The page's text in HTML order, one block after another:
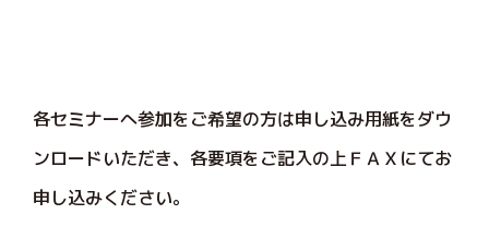
各セミナーへ参加をご希望の方は申し込み用紙をダウ
ンロードいただき、各要項をご記入の上ＦＡＸにてお
申し込みください。